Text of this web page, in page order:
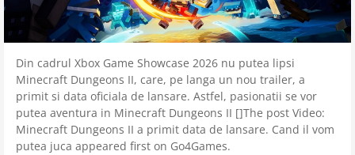
Din cadrul Xbox Game Showcase 2026 nu putea lipsi
Minecraft Dungeons II, care, pe langa un nou trailer, a
primit si data oficiala de lansare. Astfel, pasionatii se vor
putea aventura in Minecraft Dungeons II []The post Video:
Minecraft Dungeons II a primit data de lansare. Cand il vom
putea juca appeared first on Go4Games.